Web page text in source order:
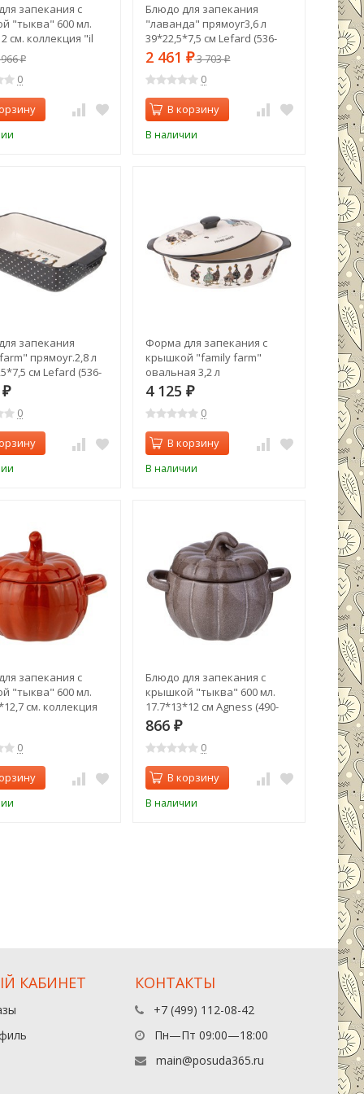
запекания с
"тыква" 600 мл.
см. коллекция "il
(490-455)
₽
0
Блюдо для запекания
"лаванда" прямоуг3,6 л
39*22,5*7,5 см Lefard (536-
247)
2 461₽3 703₽
0
В корзину
В наличии
запекания
прямоуг.2,8 л
см Lefard (536-
₽
0
Форма для запекания с
крышкой "family farm"
овальная 3,2 л
37,5х22х15,5см Lefard (536-
281)
4 125₽
0
В корзину
В наличии
запекания с
"тыква" 600 мл.
см. коллекция
0
Блюдо для запекания с
крышкой "тыква" 600 мл.
17.7*13*12 см Agness (490-
471)
866₽
0
В корзину
В наличии
КАБИНЕТ КОНТАКТЫ
+7 (499) 112-08-42
Пн—Пт 09:00—18:00
main@posuda365.ru